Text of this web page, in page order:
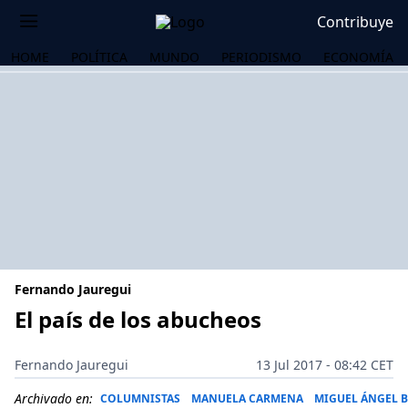
Contribuye
HOME POLÍTICA MUNDO PERIODISMO ECONOMÍA
Fernando Jauregui
El país de los abucheos
Fernando Jauregui
13 Jul 2017 - 08:42 CET
Archivado en: COLUMNISTAS MANUELA CARMENA MIGUEL ÁNGEL